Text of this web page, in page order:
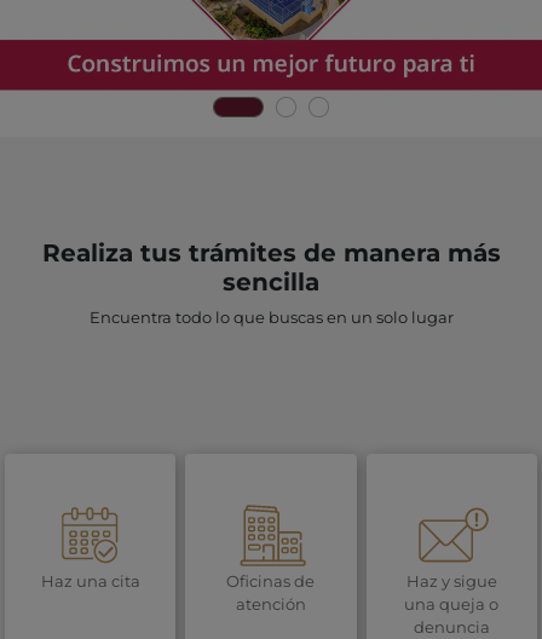
Realiza tus trámites de manera más
sencilla
Encuentra todo lo que buscas en un solo lugar
Haz una cita
Oficinas de
atención
Haz y sigue
una queja o
denuncia